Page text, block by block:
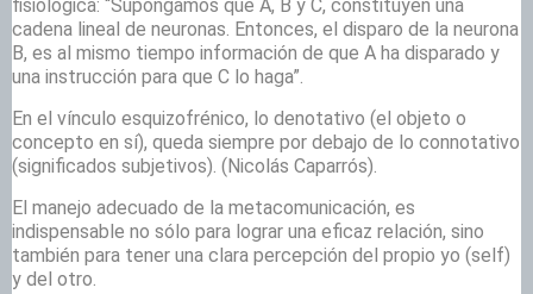
fisiológica: “Supongamos que A, B y C, constituyen una
cadena lineal de neuronas. Entonces, el disparo de la neurona
B, es al mismo tiempo información de que A ha disparado y
una instrucción para que C lo haga”.
En el vínculo esquizofrénico, lo denotativo (el objeto o
concepto en sí), queda siempre por debajo de lo connotativo
(significados subjetivos). (Nicolás Caparrós).
El manejo adecuado de la metacomunicación, es
indispensable no sólo para lograr una eficaz relación, sino
también para tener una clara percepción del propio yo (self)
y del otro.